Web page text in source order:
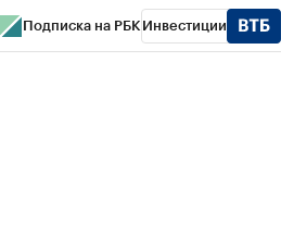
Подписка на РБК Инвестиции